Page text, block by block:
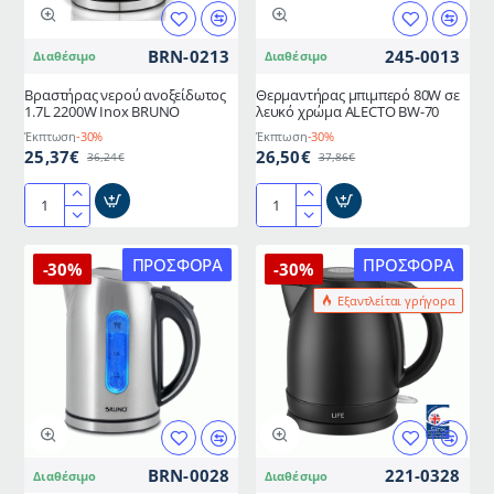
νερού
εργονομική
ματ
Διαθέσιμο BRN-0213
Βραστήρας νερού ανοξείδωτος
1.7L 2200W Inox BRUNO
Έκπτωση-30%
25,37€ 36,24€
Βραστήρας
ανοξείδωτος
1.7L
2200W
Διαθέσιμο 245-0013
Θερμαντήρας μπιμπερό 80W σε
λευκό χρώμα ALECTO BW-70
Έκπτωση-30%
26,50€ 37,86€
Θερμαντήρας
80W
σε
λευκό
χρώμα
ALECTO
ΠΡΟΣΦΟΡΆ
-30%
Διαθέσιμο BRN-0028
ΠΡΟΣΦΟΡΆ
Εξαντλείται γρήγορα
-30%
Διαθέσιμο 221-0328